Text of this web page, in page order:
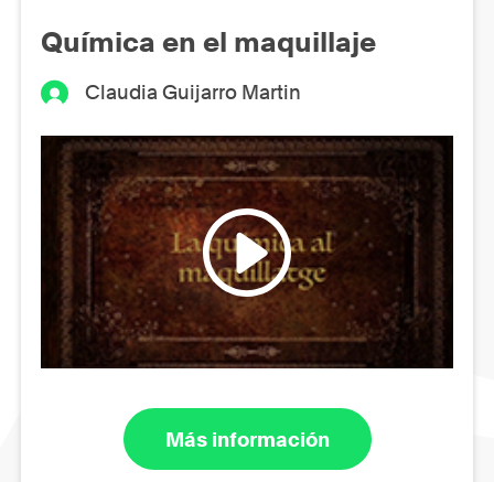
Química en el maquillaje
Claudia Guijarro Martin
Más información